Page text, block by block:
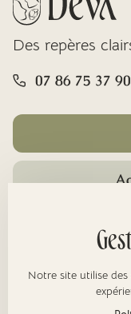
Des repères
07 86 75 37 90
Notre site utilise